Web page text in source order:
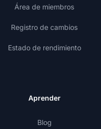
Área de miembros
Registro de cambios
Estado de rendimiento
Aprender
Blog